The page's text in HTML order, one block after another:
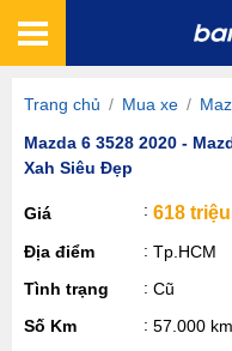
Trang chủ / Mua xe /
Mazda 6 3528 2020 -
Xah Siêu Đẹp
Giá 618 triệu
Địa điểm
Tp.HCM
Tình trạng
Cũ
Số Km
57.000 km